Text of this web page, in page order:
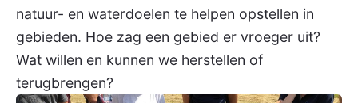
natuur- en waterdoelen te helpen opstellen in
gebieden. Hoe zag een gebied er vroeger uit?
Wat willen en kunnen we herstellen of
terugbrengen?